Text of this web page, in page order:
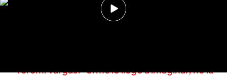
Condenado por abuso sexual a una menor el
Yeremi Vargas: "Si me lo llego a imaginar, no la